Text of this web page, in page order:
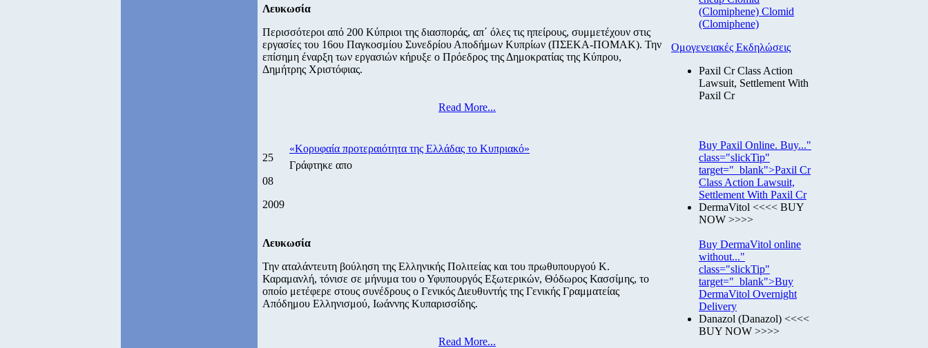
Λευκωσία
Περισσότεροι από 200 Κύπριοι της διασποράς, απ΄ όλες τις ηπείρους, συμμετέχουν στις
εργασίες του 16ου Παγκοσμίου Συνεδρίου Αποδήμων Κυπρίων (ΠΣΕΚΑ-ΠΟΜΑΚ). Την
επίσημη έναρξη των εργασιών κήρυξε ο Πρόεδρος της Δημοκρατίας της Κύπρου,
Δημήτρης Χριστόφιας.
Read More...
25
08
2009
«Κορυφαία προτεραιότητα της Ελλάδας το Κυπριακό»
Γράφτηκε απο
Λευκωσία
Την αταλάντευτη βούληση της Ελληνικής Πολιτείας και του πρωθυπουργού Κ.
Καραμανλή, τόνισε σε μήνυμα του ο Υφυπουργός Εξωτερικών, Θόδωρος Κασσίμης, το
οποίο μετέφερε στους συνέδρους ο Γενικός Διευθυντής της Γενικής Γραμματείας
Απόδημου Ελληνισμού, Ιωάννης Κυπαρισσίδης.
Read More...
(Clomiphene) Clomid
(Clomiphene)
Ομογενειακές Εκδηλώσεις
Paxil Cr Class Action
Lawsuit, Settlement With
Paxil Cr
Buy Paxil Online. Buy..."
class="slickTip"
target="_blank">Paxil Cr
Class Action Lawsuit,
Settlement With Paxil Cr
DermaVitol <<<< BUY
NOW >>>>
Buy DermaVitol online
without..."
class="slickTip"
target="_blank">Buy
DermaVitol Overnight
Delivery
Danazol (Danazol) <<<<
BUY NOW >>>>